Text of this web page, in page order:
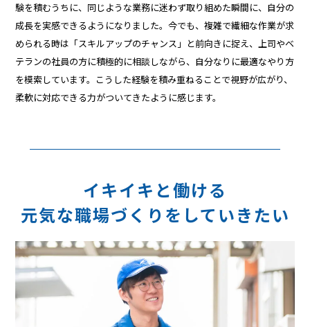
験を積むうちに、同じような業務に迷わず取り組めた瞬間に、自分の
成長を実感できるようになりました。今でも、複雑で繊細な作業が求
められる時は「スキルアップのチャンス」と前向きに捉え、上司やベ
テランの社員の方に積極的に相談しながら、自分なりに最適なやり方
を模索しています。こうした経験を積み重ねることで視野が広がり、
柔軟に対応できる力がついてきたように感じます。
イキイキと働ける
元気な職場づくりをしていきたい